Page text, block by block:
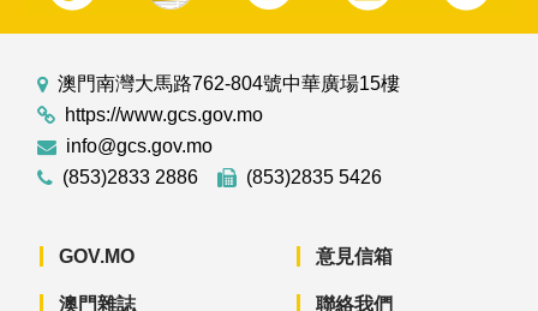
澳門南灣大馬路762-804號中華廣場15樓
https://www.gcs.gov.mo
info@gcs.gov.mo
(853)2833 2886
(853)2835 5426
GOV.MO
澳門雜誌
意見信箱
聯絡我們